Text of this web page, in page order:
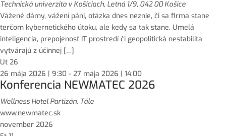
Technická univerzita v Košiciach, Letná 1/9, 042 00 Košice
Vážené dámy, vážení páni, otázka dnes neznie, či sa firma stane
terčom kybernetického útoku, ale kedy sa tak stane. Umelá
inteligencia, prepojenosť IT prostredí či geopolitická nestabilita
vytvárajú z účinnej […]
Ut 26
26 mája 2026 | 9:30 - 27 mája 2026 | 14:00
Konferencia NEWMATEC 2026
Wellness Hotel Partizán, Tále
www.newmatec.sk
november 2026